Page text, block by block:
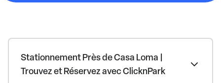
Stationnement Près de Casa Loma |
Trouvez et Réservez avec ClicknPark